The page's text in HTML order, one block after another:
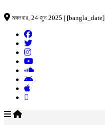
মঙ্গলবার, 24 জুন 2025 | [bangla_date]